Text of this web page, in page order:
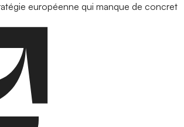
européenne qui manque de concret